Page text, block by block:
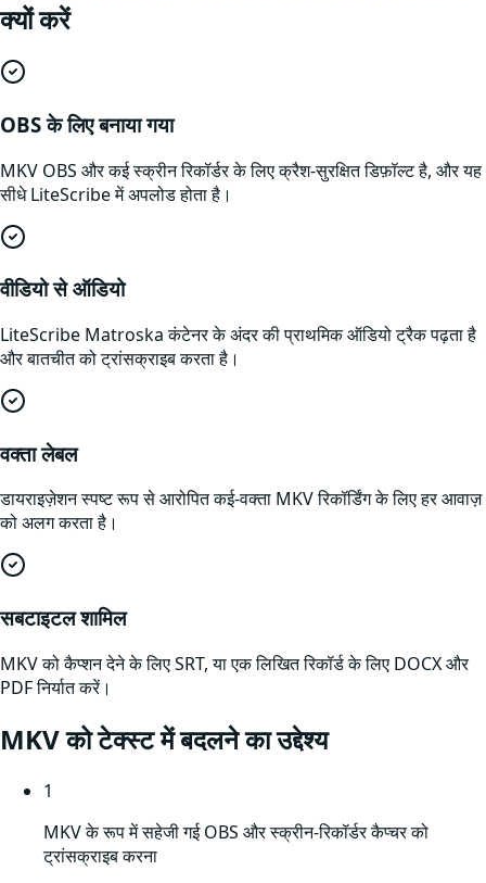
क्यों करें
OBS के लिए बनाया गया
MKV OBS और कई स्क्रीन रिकॉर्डर के लिए क्रैश-सुरक्षित डिफ़ॉल्ट है, और यह
सीधे LiteScribe में अपलोड होता है।
वीडियो से ऑडियो
LiteScribe Matroska कंटेनर के अंदर की प्राथमिक ऑडियो ट्रैक पढ़ता है
और बातचीत को ट्रांसक्राइब करता है।
वक्ता लेबल
डायराइज़ेशन स्पष्ट रूप से आरोपित कई-वक्ता MKV रिकॉर्डिंग के लिए हर आवाज़
को अलग करता है।
सबटाइटल शामिल
MKV को कैप्शन देने के लिए SRT, या एक लिखित रिकॉर्ड के लिए DOCX और
PDF निर्यात करें।
MKVको टेक्स्ट में बदलने का उद्देश्य
1
MKV के रूप में सहेजी गई OBS और स्क्रीन-रिकॉर्डर कैप्चर को
ट्रांसक्राइब करना